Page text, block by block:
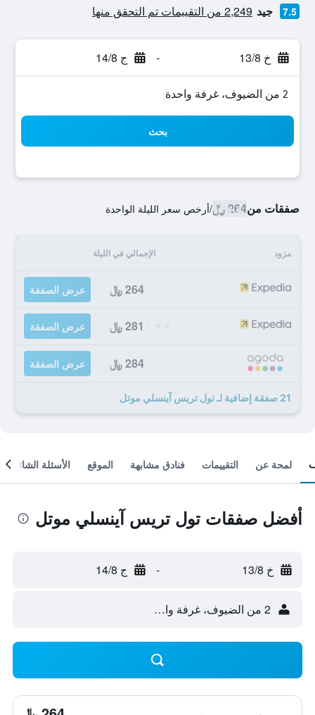
7.5 جيد 2,249 من التقييمات تم التحقق منها
خ 13/8 - ج 14/8
2 من الضيوف، غرفة واحدة
بحث
صفقات من264 ﷼ /أرخص سعر الليلة الواحدة
مزود الإجمالي في الليلة
264 ﷼ عرض الصفقة
281 ﷼ عرض الصفقة
284 ﷼ عرض الصفقة
21 صفقة إضافية لـ تول تريس آينسلي موتل
لمحة عن التقييمات فنادق مشابهة الموقع الأسئلة الشائعة
أفضل صفقات تول تريس آينسلي موتل
خ 13/8 - ج 14/8
2 من الضيوف، غرفة واحدة